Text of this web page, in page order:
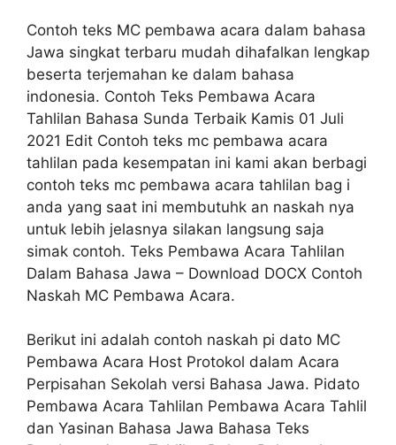
Contoh teks MC pembawa acara dalam bahasa
Jawa singkat terbaru mudah dihafalkan lengkap
beserta terjemahan ke dalam bahasa
indonesia. Contoh Teks Pembawa Acara
Tahlilan Bahasa Sunda Terbaik Kamis 01 Juli
2021 Edit Contoh teks mc pembawa acara
tahlilan pada kesempatan ini kami akan berbagi
contoh teks mc pembawa acara tahlilan bag i
anda yang saat ini membutuhk an naskah nya
untuk lebih jelasnya silakan langsung saja
simak contoh. Teks Pembawa Acara Tahlilan
Dalam Bahasa Jawa – Download DOCX Contoh
Naskah MC Pembawa Acara.
Berikut ini adalah contoh naskah pi dato MC
Pembawa Acara Host Protokol dalam Acara
Perpisahan Sekolah versi Bahasa Jawa. Pidato
Pembawa Acara Tahlilan Pembawa Acara Tahlil
dan Yasinan Bahasa Jawa Bahasa Teks